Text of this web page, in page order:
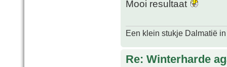
Mooi resultaat
Een klein stukje Dalmatië
Re: Winterharde